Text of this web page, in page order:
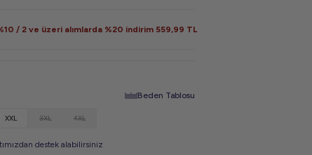
/ 2 ve üzeri alımlarda %20 indirim 559,99 TL
Beden Tablosu
XXL 3XL 4XL
destek alabilirsiniz